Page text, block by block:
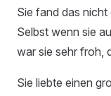
Sie fand das nicht
Selbst wenn sie
war sie sehr froh,
Sie liebte einen